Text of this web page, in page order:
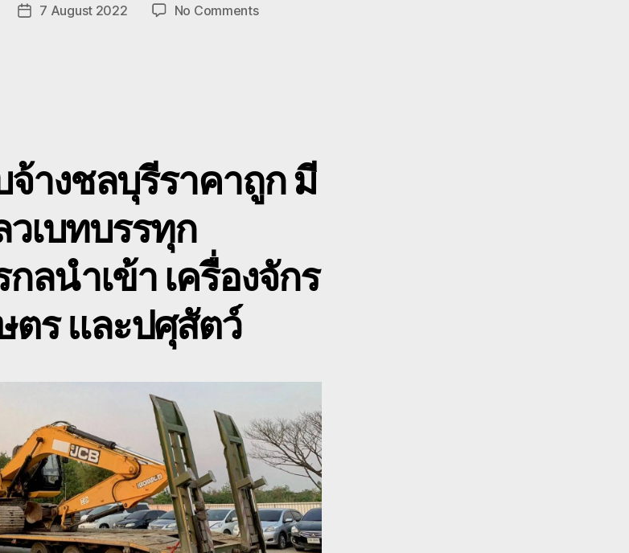
Post7 August 2022 No Commentson
รถ
หัว
เบท
0800628488
างชลบุรีราคาถูก มี
เบทบรรทุก
กลนำเข้า เครื่องจักร
ตร และปศุสัตว์